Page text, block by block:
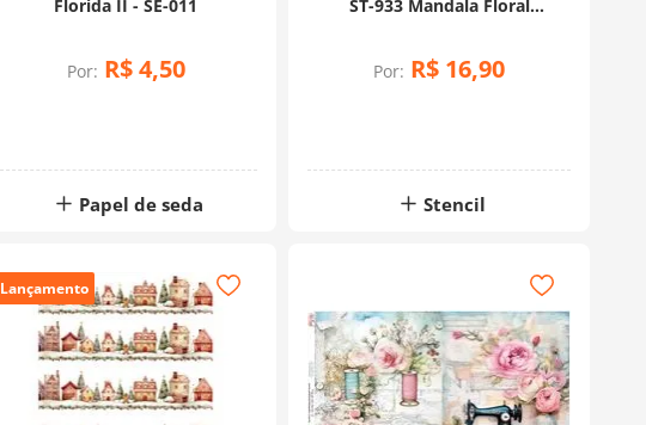
Florida II - SE-011
Por: R$ 4,50
Papel de seda
ST-933 Mandala Floral
Por: R$ 16,90
Stencil
Lançamento